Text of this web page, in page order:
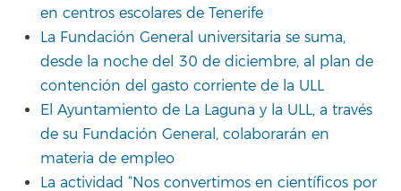
en centros escolares de Tenerife
La Fundación General universitaria se suma,
desde la noche del 30 de diciembre, al plan de
contención del gasto corriente de la ULL
El Ayuntamiento de La Laguna y la ULL, a través
de su Fundación General, colaborarán en
materia de empleo
La actividad “Nos convertimos en científicos por